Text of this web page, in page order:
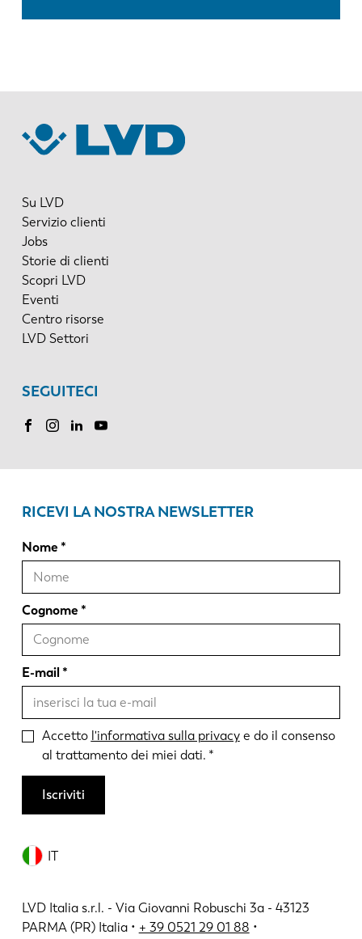
Su LVD
Servizio clienti
Jobs
Storie di clienti
Scopri LVD
Eventi
Centro risorse
LVD Settori
SEGUITECI
IT
LVD Italia s.r.l. - Via Giovanni Robuschi 3a - 43123
PARMA (PR) Italia • + 39 0521 29 01 88 •
RICEVI LA NOSTRA NEWSLETTER
Nome
Cognome
E-mail
Accetto l'informativa sulla privacye do il consenso
al trattamento dei miei dati.
Iscriviti